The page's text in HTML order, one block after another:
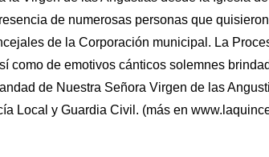
de nu­merosas personas que
de la Corporación municipal. La
como de emotivos cánticos solemnes
de Nuestra Se­ñora Virgen de las
Local y Guardia Civil. (más en